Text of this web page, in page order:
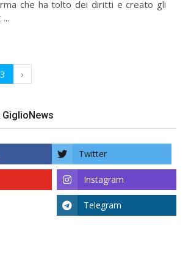
che ha tolto dei diritti e creato gli
3 ›
Twitter
Instagram
Telegram